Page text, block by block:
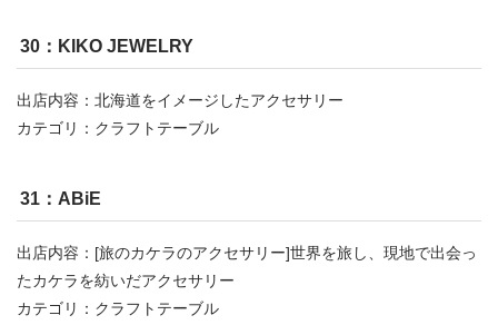
30：KIKO JEWELRY
出店内容：北海道をイメージしたアクセサリー
カテゴリ：クラフトテーブル
31：ABiE
出店内容：[旅のカケラのアクセサリー]世界を旅し、現地で出会っ
たカケラを紡いだアクセサリー
カテゴリ：クラフトテーブル